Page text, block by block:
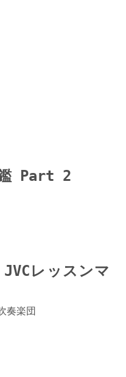
鑑 Part 2
レッスンマ
奏楽団